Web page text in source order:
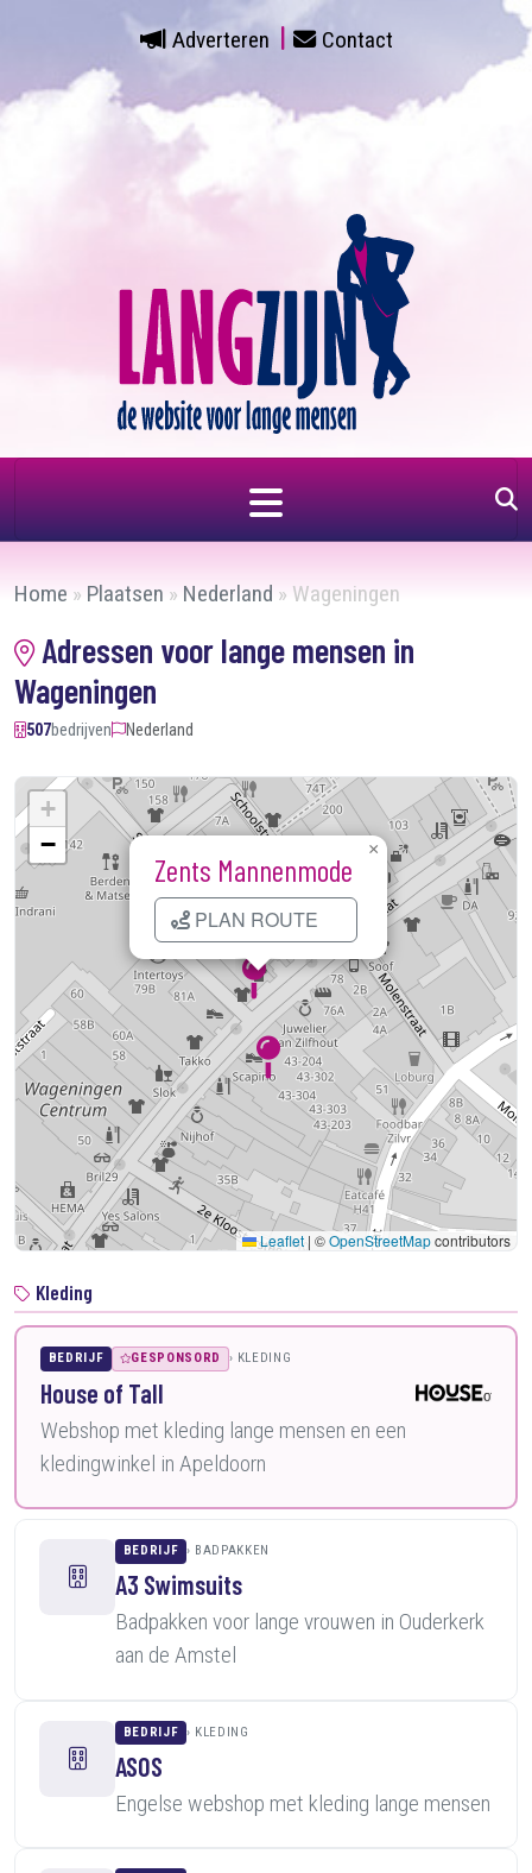
Adverteren Contact
Home » Plaatsen » Nederland » Wageningen
Adressen voor lange mensen in
Wageningen
507bedrijven Nederland
Kaart laden...
Zents Mannenmode
PLAN ROUTE
×
+
−
Leaflet | ©OpenStreetMapcontributors
Kleding
BEDRIJF GESPONSORD KLEDING
House of Tall
Webshop met kleding lange mensen en een
kledingwinkel in Apeldoorn
BEDRIJF BADPAKKEN
A3 Swimsuits
Badpakken voor lange vrouwen in Ouderkerk
aan de Amstel
BEDRIJF KLEDING
ASOS
Engelse webshop met kleding lange mensen